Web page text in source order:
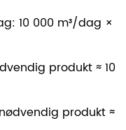
10 000 m³/dag ×
produkt ≈ 10
produkt ≈